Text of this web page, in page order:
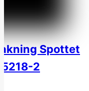
Spottet
2